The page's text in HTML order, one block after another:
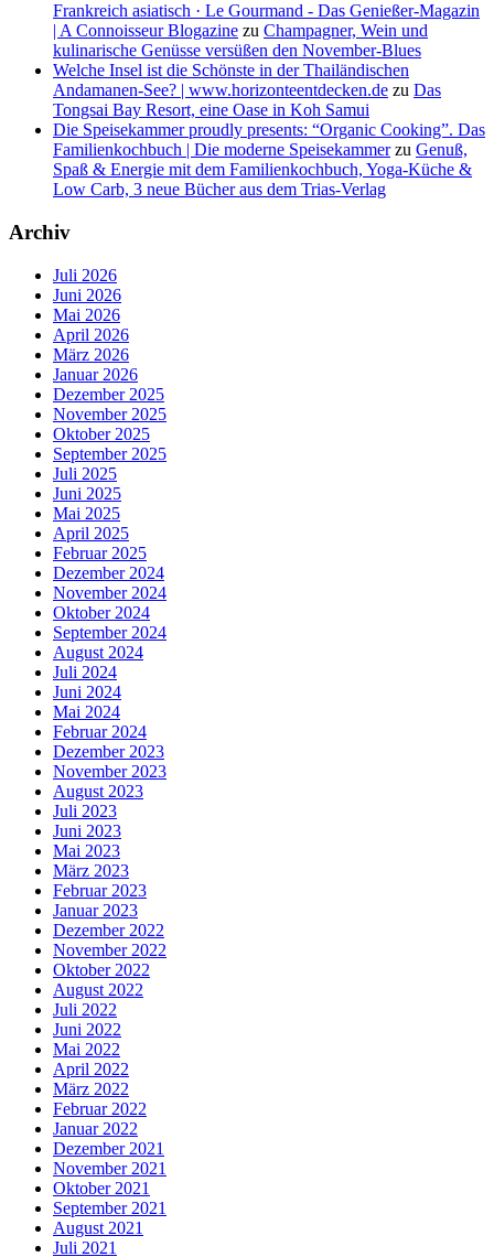
Frankreich asiatisch · Le Gourmand - Das Genießer-Magazin
| A Connoisseur Blogazine zu Champagner, Wein und
kulinarische Genüsse versüßen den November-Blues
Welche Insel ist die Schönste in der Thailändischen
Andamanen-See? | www.horizonteentdecken.de zu Das
Tongsai Bay Resort, eine Oase in Koh Samui
Die Speisekammer proudly presents: “Organic Cooking”. Das
Familienkochbuch | Die moderne Speisekammerzu Genuß,
Spaß & Energie mit dem Familienkochbuch, Yoga-Küche &
Low Carb, 3 neue Bücher aus dem Trias-Verlag
Archiv
Juli 2026
Juni 2026
Mai 2026
April 2026
März 2026
Januar 2026
Dezember 2025
November 2025
Oktober 2025
September 2025
Juli 2025
Juni 2025
Mai 2025
April 2025
Februar 2025
Dezember 2024
November 2024
Oktober 2024
September 2024
August 2024
Juli 2024
Juni 2024
Mai 2024
Februar 2024
Dezember 2023
November 2023
August 2023
Juli 2023
Juni 2023
Mai 2023
März 2023
Februar 2023
Januar 2023
Dezember 2022
November 2022
Oktober 2022
August 2022
Juli 2022
Juni 2022
Mai 2022
April 2022
März 2022
Februar 2022
Januar 2022
Dezember 2021
November 2021
Oktober 2021
September 2021
August 2021
Juli 2021